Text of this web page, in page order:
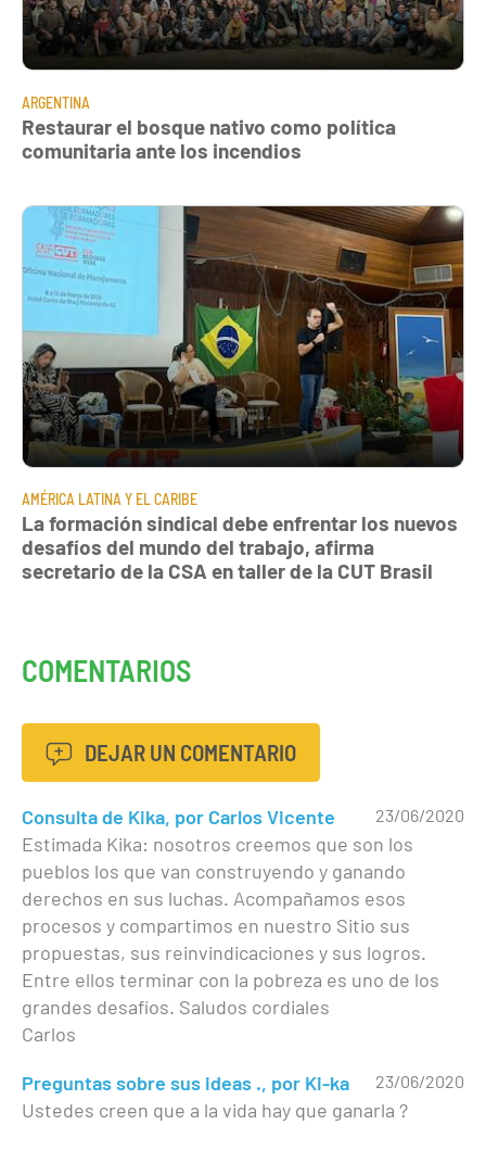
ARGENTINA
Restaurar el bosque nativo como política
comunitaria ante los incendios
AMÉRICA LATINA Y EL CARIBE
La formación sindical debe enfrentar los nuevos
desafíos del mundo del trabajo, afirma
secretario de la CSA en taller de la CUT Brasil
COMENTARIOS
DEJAR UN COMENTARIO
23/06/2020
Consulta de Kika, por Carlos Vicente
Estimada Kika: nosotros creemos que son los
pueblos los que van construyendo y ganando
derechos en sus luchas. Acompañamos esos
procesos y compartimos en nuestro Sitio sus
propuestas, sus reinvindicaciones y sus logros.
Entre ellos terminar con la pobreza es uno de los
grandes desafíos. Saludos cordiales
Carlos
23/06/2020
Preguntas sobre sus ideas ., por Ki-ka
Ustedes creen que a la vida hay que ganarla ?